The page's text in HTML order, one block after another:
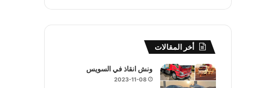
أخر المقالات
ونش انقاذ في السويس
2023-11-08